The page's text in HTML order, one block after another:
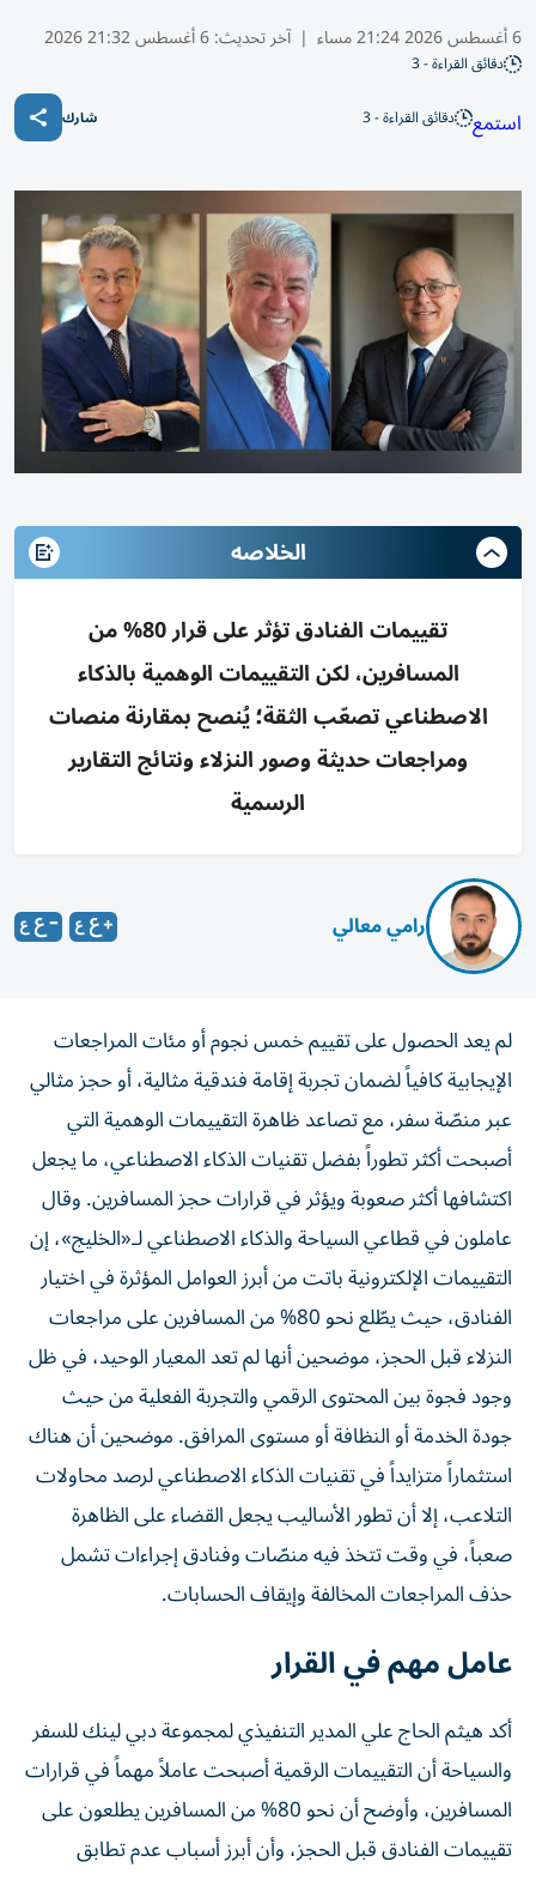
6 أغسطس 2026 21:24 مساء | آخر تحديث:6 أغسطس 21:32 2026
دقائق القراءة - 3
استمع دقائق القراءة - 3 شارك
الخلاصه
تقييمات الفنادق تؤثر على قرار 80% من
المسافرين، لكن التقييمات الوهمية بالذكاء
الاصطناعي تصعّب الثقة؛ يُنصح بمقارنة منصات
ومراجعات حديثة وصور النزلاء ونتائج التقارير
الرسمية
رامي معالي
لم يعد الحصول على تقييم خمس نجوم أو مئات المراجعات
الإيجابية كافياً لضمان تجربة إقامة فندقية مثالية، أو حجز مثالي
عبر منصّة سفر، مع تصاعد ظاهرة التقييمات الوهمية التي
أصبحت أكثر تطوراً بفضل تقنيات الذكاء الاصطناعي، ما يجعل
اكتشافها أكثر صعوبة ويؤثر في قرارات حجز المسافرين. وقال
عاملون في قطاعي السياحة والذكاء الاصطناعي لـ«الخليج»، إن
التقييمات الإلكترونية باتت من أبرز العوامل المؤثرة في اختيار
الفنادق، حيث يطّلع نحو 80% من المسافرين على مراجعات
النزلاء قبل الحجز، موضحين أنها لم تعد المعيار الوحيد، في ظل
وجود فجوة بين المحتوى الرقمي والتجربة الفعلية من حيث
جودة الخدمة أو النظافة أو مستوى المرافق. موضحين أن هناك
استثماراً متزايداً في تقنيات الذكاء الاصطناعي لرصد محاولات
التلاعب، إلا أن تطور الأساليب يجعل القضاء على الظاهرة
صعباً، في وقت تتخذ فيه منصّات وفنادق إجراءات تشمل
حذف المراجعات المخالفة وإيقاف الحسابات.
عامل مهم في القرار
أكد هيثم الحاج علي المدير التنفيذي لمجموعة دبي لينك للسفر
والسياحة أن التقييمات الرقمية أصبحت عاملاً مهماً في قرارات
المسافرين، وأوضح أن نحو 80% من المسافرين يطلعون على
تقييمات الفنادق قبل الحجز، وأن أبرز أسباب عدم تطابق